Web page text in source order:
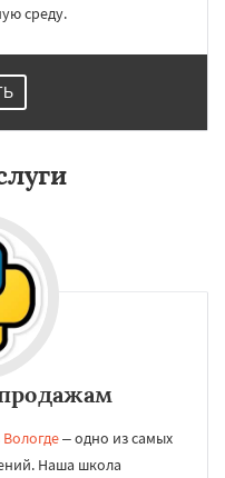
среду.
– одно из самых
Наша школа